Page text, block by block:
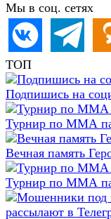
Мы в соц. сетях
ТОП
Подпишись на
Турнир по ММА
Вечная память
Турнир по ММА